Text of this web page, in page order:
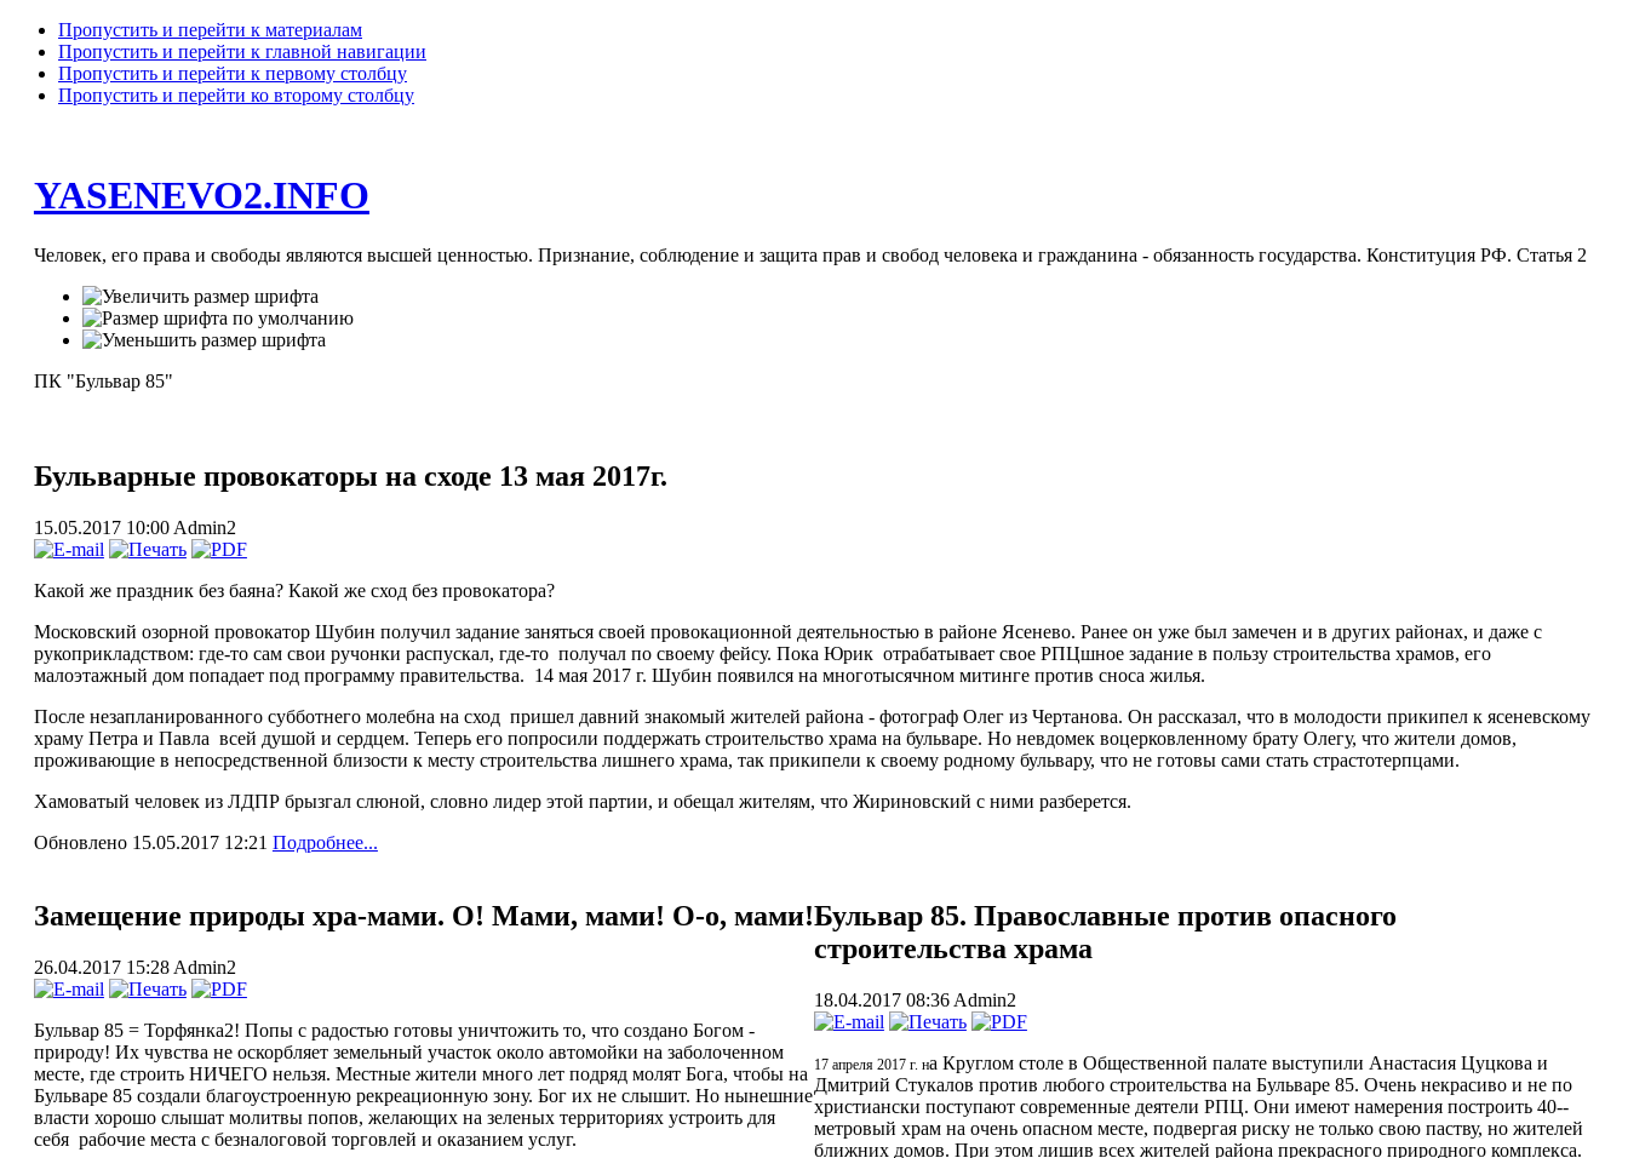
Пропустить и перейти к материалам
Пропустить и перейти к главной навигации
Пропустить и перейти к первому столбцу
Пропустить и перейти ко второму столбцу
YASENEVO2.INFO
Человек, его права и свободы являются высшей ценностью. Признание, соблюдение и защита прав и свобод человека и гражданина - обязанность государства. Конституция РФ. Статья 2
ПК "Бульвар 85"
Бульварные провокаторы на сходе 13 мая 2017г.
15.05.2017 10:00 Admin2
Какой же праздник без баяна? Какой же сход без провокатора?
Московский озорной провокатор Шубин получил задание заняться своей провокационной деятельностью в районе Ясенево. Ранее он уже был замечен и в других районах, и даже с
рукоприкладством: где-то сам свои ручонки распускал, где-то получал по своему фейсу. Пока Юрик отрабатывает свое РПЦшное задание в пользу строительства храмов, его
малоэтажный дом попадает под программу правительства. 14 мая 2017 г. Шубин появился на многотысячном митинге против сноса жилья.
После незапланированного субботнего молебна на сход пришел давний знакомый жителей района - фотограф Олег из Чертанова. Он рассказал, что в молодости прикипел к ясеневскому
храму Петра и Павла всей душой и сердцем. Теперь его попросили поддержать строительство храма на бульваре. Но невдомек воцерковленному брату Олегу, что жители домов,
проживающие в непосредственной близости к месту строительства лишнего храма, так прикипели к своему родному бульвару, что не готовы сами стать страстотерпцами.
Хамоватый человек из ЛДПР брызгал слюной, словно лидер этой партии, и обещал жителям, что Жириновский с ними разберется.
Обновлено 15.05.2017 12:21 Подробнее...
Замещение природы хра-мами. О! Мами, мами! О-о, мами!
26.04.2017 15:28 Admin2
Бульвар 85 = Торфянка2! Попы с радостью готовы уничтожить то, что создано Богом -
природу! Их чувства не оскорбляет земельный участок около автомойки на заболоченном
месте, где строить НИЧЕГО нельзя. Местные жители много лет подряд молят Бога, чтобы на
Бульваре 85 создали благоустроенную рекреационную зону. Бог их не слышит. Но нынешние
власти хорошо слышат молитвы попов, желающих на зеленых территориях устроить для
себя рабочие места с безналоговой торговлей и оказанием услуг.
Бульвар 85. Православные против опасного
строительства храма
18.04.2017 08:36 Admin2
17 апреля 2017 г. на Круглом столе в Общественной палате выступили Анастасия Цуцкова и
Дмитрий Стукалов против любого строительства на Бульваре 85. Очень некрасиво и не по
христиански поступают современные деятели РПЦ. Они имеют намерения построить 40--
метровый храм на очень опасном месте, подвергая риску не только свою паству, но жителей
ближних домов. При этом лишив всех жителей района прекрасного природного комплекса.